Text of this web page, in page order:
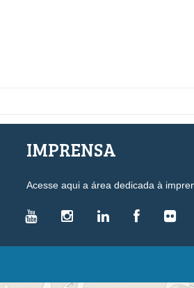
IMPRENSA
Acesse aqui a área dedicada à